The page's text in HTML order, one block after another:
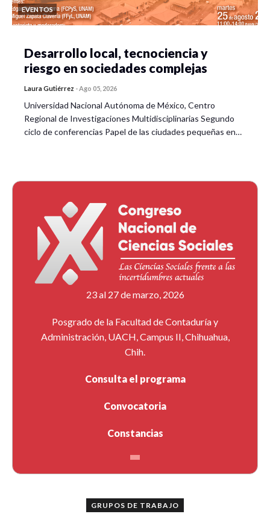
EVENTOS
Desarrollo local, tecnociencia y
riesgo en sociedades complejas
Laura Gutiérrez - Ago 05, 2026
Universidad Nacional Autónoma de México, Centro
Regional de Investigaciones Multidisciplinarias Segundo
ciclo de conferencias Papel de las ciudades pequeñas en…
23 al 27 de marzo, 2026
Posgrado de la Facultad de Contaduría y
Administración, UACH, Campus II, Chihuahua,
Chih.
Consulta el programa
Convocatoria
Constancias
GRUPOS DE TRABAJO